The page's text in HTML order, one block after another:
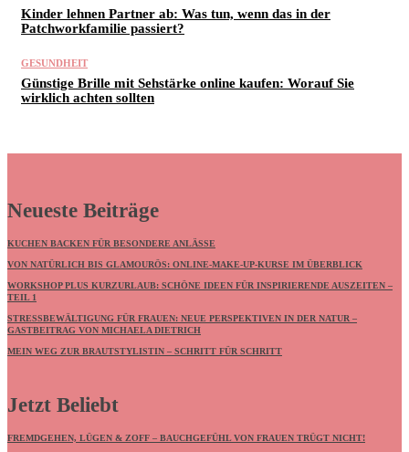
Kinder lehnen Partner ab: Was tun, wenn das in der
Patchworkfamilie passiert?
GESUNDHEIT
Günstige Brille mit Sehstärke online kaufen: Worauf Sie
wirklich achten sollten
Neueste Beiträge
KUCHEN BACKEN FÜR BESONDERE ANLÄSSE
VON NATÜRLICH BIS GLAMOURÖS: ONLINE-MAKE-UP-KURSE IM ÜBERBLICK
WORKSHOP PLUS KURZURLAUB: SCHÖNE IDEEN FÜR INSPIRIERENDE AUSZEITEN –
TEIL 1
STRESSBEWÄLTIGUNG FÜR FRAUEN: NEUE PERSPEKTIVEN IN DER NATUR –
GASTBEITRAG VON MICHAELA DIETRICH
MEIN WEG ZUR BRAUTSTYLISTIN – SCHRITT FÜR SCHRITT
Jetzt Beliebt
FREMDGEHEN, LÜGEN & ZOFF – BAUCHGEFÜHL VON FRAUEN TRÜGT NICHT!